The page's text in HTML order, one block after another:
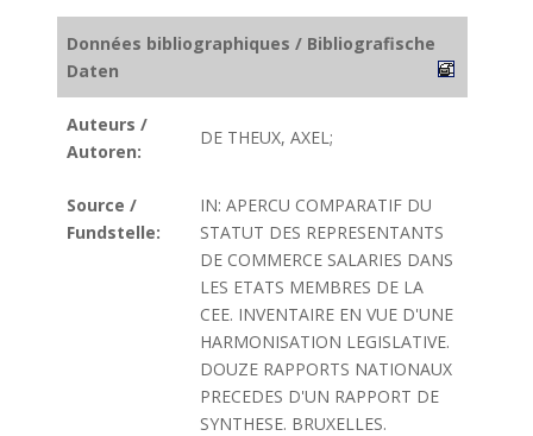
Données bibliographiques / Bibliografische
Daten
Auteurs /
Autoren:
DE THEUX, AXEL;
Source /
Fundstelle:
IN: APERCU COMPARATIF DU
STATUT DES REPRESENTANTS
DE COMMERCE SALARIES DANS
LES ETATS MEMBRES DE LA
CEE. INVENTAIRE EN VUE D'UNE
HARMONISATION LEGISLATIVE.
DOUZE RAPPORTS NATIONAUX
PRECEDES D'UN RAPPORT DE
SYNTHESE. BRUXELLES.